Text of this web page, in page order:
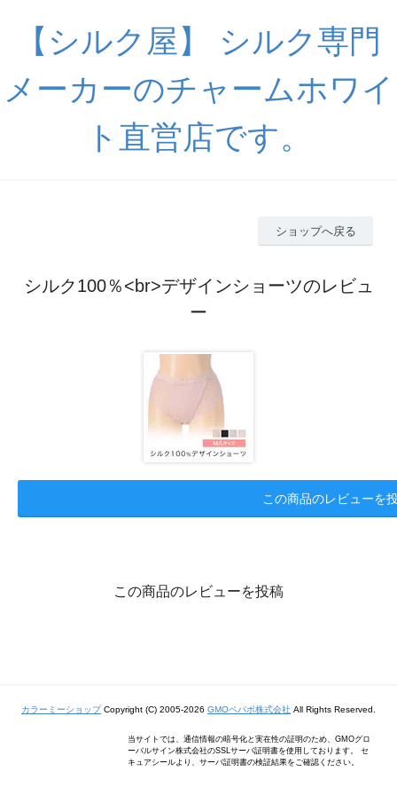
【シルク屋】 シルク専門
メーカーのチャームホワイ
ト直営店です。
ショップへ戻る
シルク100％<br>デザインショーツのレビュ
ー
この商品のレビューを
この商品のレビューを投稿
カラーミーショップCopyright (C) 2005-2026 GMOペパボ株式会社 All Rights Reserved.
当サイトでは、通信情報の暗号化と実在性の証明のため、GMOグロ
ーバルサイン株式会社のSSLサーバ証明書を使用しております。 セ
キュアシールより、サーバ証明書の検証結果をご確認ください。